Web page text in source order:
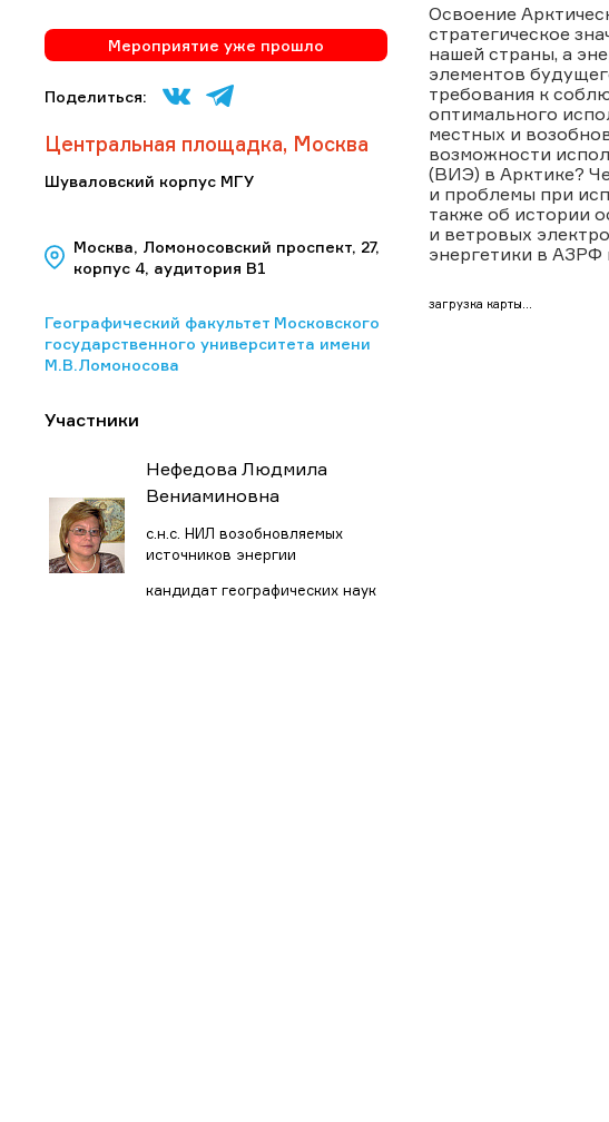
Мероприятие уже прошло
Поделиться:
Центральная площадка, Москва
Шуваловский корпус МГУ
Москва, Ломоносовский проспект, 27,
корпус 4, аудитория В1
Географический факультет Московского
государственного университета имени
М.В.Ломоносова
Участники
Нефедова Людмила
Вениаминовна
с.н.с. НИЛ возобновляемых
источников энергии
кандидат географических наук
Освоение
стратегическое
нашей страны, а
элементов
требования к
оптимального
местных и
возможности
(ВИЭ) в Арктике?
и проблемы при
также об истории
и ветровых
энергетики в АЗРФ
загрузка карты...